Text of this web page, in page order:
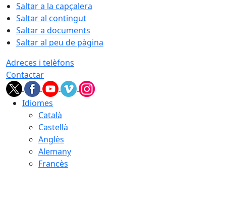
Saltar a la capçalera
Saltar al contingut
Saltar a documents
Saltar al peu de pàgina
Adreces i telèfons
Contactar
Idiomes
Català
Castellà
Anglès
Alemany
Francès